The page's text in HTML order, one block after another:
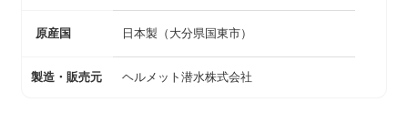
原産国 日本製（大分県国東市）
製造・販売元 ヘルメット潜水株式会社